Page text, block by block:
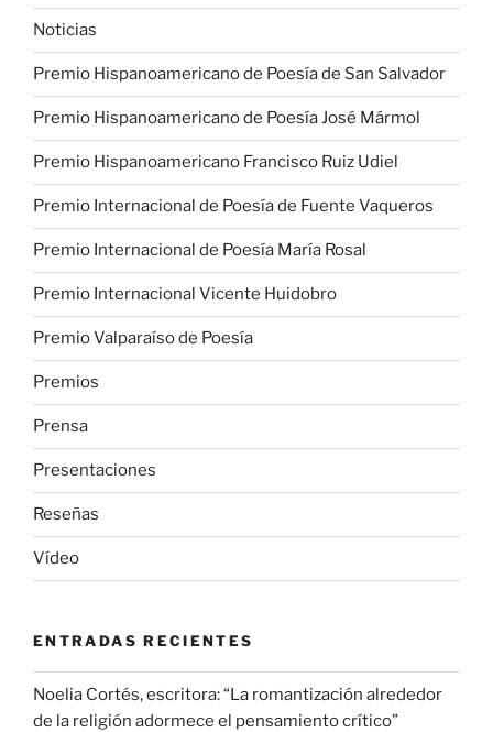
Noticias
Premio Hispanoamericano de Poesía de San Salvador
Premio Hispanoamericano de Poesía José Mármol
Premio Hispanoamericano Francisco Ruiz Udiel
Premio Internacional de Poesía de Fuente Vaqueros
Premio Internacional de Poesía María Rosal
Premio Internacional Vicente Huidobro
Premio Valparaíso de Poesía
Premios
Prensa
Presentaciones
Reseñas
Vídeo
ENTRADAS RECIENTES
Noelia Cortés, escritora: “La romantización alrededor
de la religión adormece el pensamiento crítico”